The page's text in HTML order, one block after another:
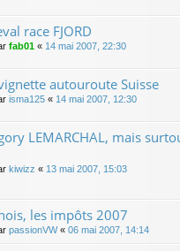
race FJORD
fab01 « 14 mai 2007, 22:30
autouroute Suisse
isma125 « 14 mai 2007, 12:30
LEMARCHAL, mais
kiwizz « 13 mai 2007, 15:03
les impôts 2007
passionVW« 06 mai 2007, 14:14